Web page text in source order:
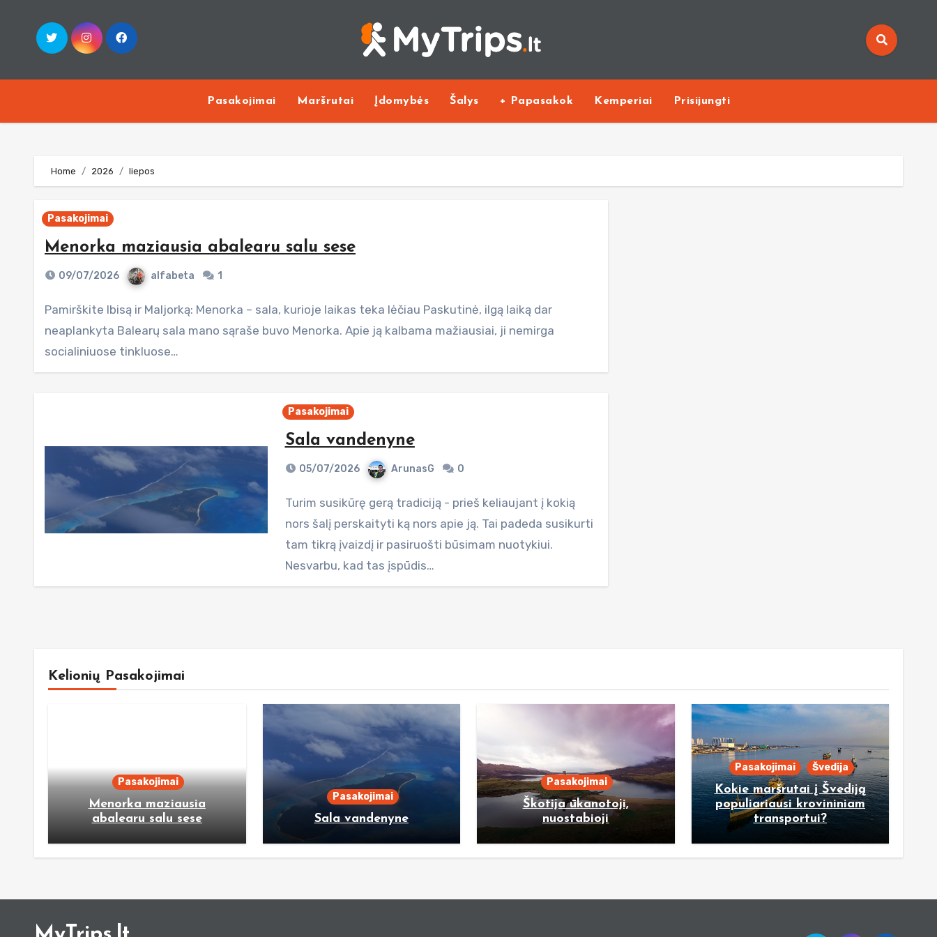
content
Pasakojimai Maršrutai Įdomybės Šalys + Papasakok Kemperiai Prisijungti
Home 2026 liepos
Pasakojimai
Menorka maziausia abalearu salu sese
09/07/2026 alfabeta 1
Pamirškite Ibisą ir Maljorką: Menorka – sala, kurioje laikas teka lėčiau ​Paskutinė, ilgą laiką dar
neaplankyta Balearų sala mano sąraše buvo Menorka. Apie ją kalbama mažiausiai, ji nemirga
socialiniuose tinkluose…
Pasakojimai
Sala vandenyne
05/07/2026 ArunasG 0
Turim susikūrę gerą tradiciją - prieš keliaujant į kokią
nors šalį perskaityti ką nors apie ją. Tai padeda susikurti
tam tikrą įvaizdį ir pasiruošti būsimam nuotykiui.
Nesvarbu, kad tas įspūdis…
Kelionių Pasakojimai
Pasakojimai
Menorka maziausia
abalearu salu sese
Pasakojimai
Sala vandenyne
Pasakojimai
Škotija ūkanotoji,
nuostabioji
Pasakojimai Švedija
Kokie maršrutai į Švediją
populiariausi krovininiam
transportui?